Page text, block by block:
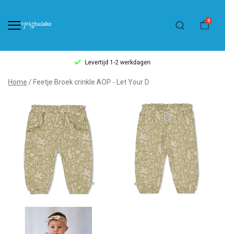
0
Levertijd 1-2 werkdagen
Feetje
Broek
crinkle
AOP
Let
Your
Home Feetje Broek crinkle AOP - Let Your D